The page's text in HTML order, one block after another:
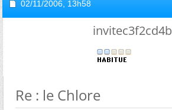
02/11/2006, 13h58
invitec3f2cd4b
Re : le Chlore